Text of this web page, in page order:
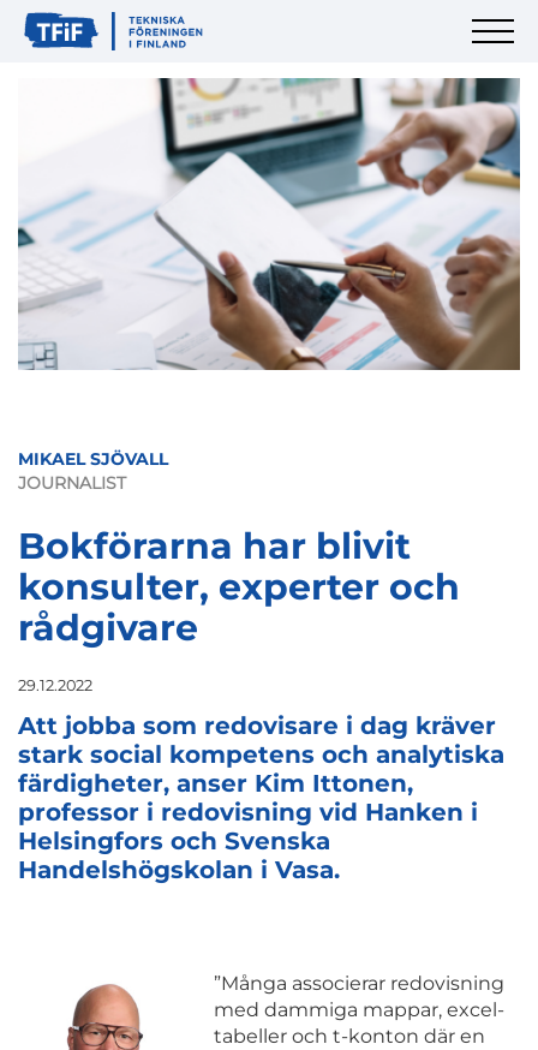
MIKAEL SJÖVALL
JOURNALIST
Bokförarna har blivit
konsulter, experter och
rådgivare
29.12.2022
Att jobba som redovisare i dag kräver
stark social kompetens och analytiska
färdigheter, anser Kim Ittonen,
professor i redovisning vid Hanken i
Helsingfors och Svenska
Handelshögskolan i Vasa.
”Många associerar redovisning
med dammiga mappar, excel-
tabeller och t-konton där en